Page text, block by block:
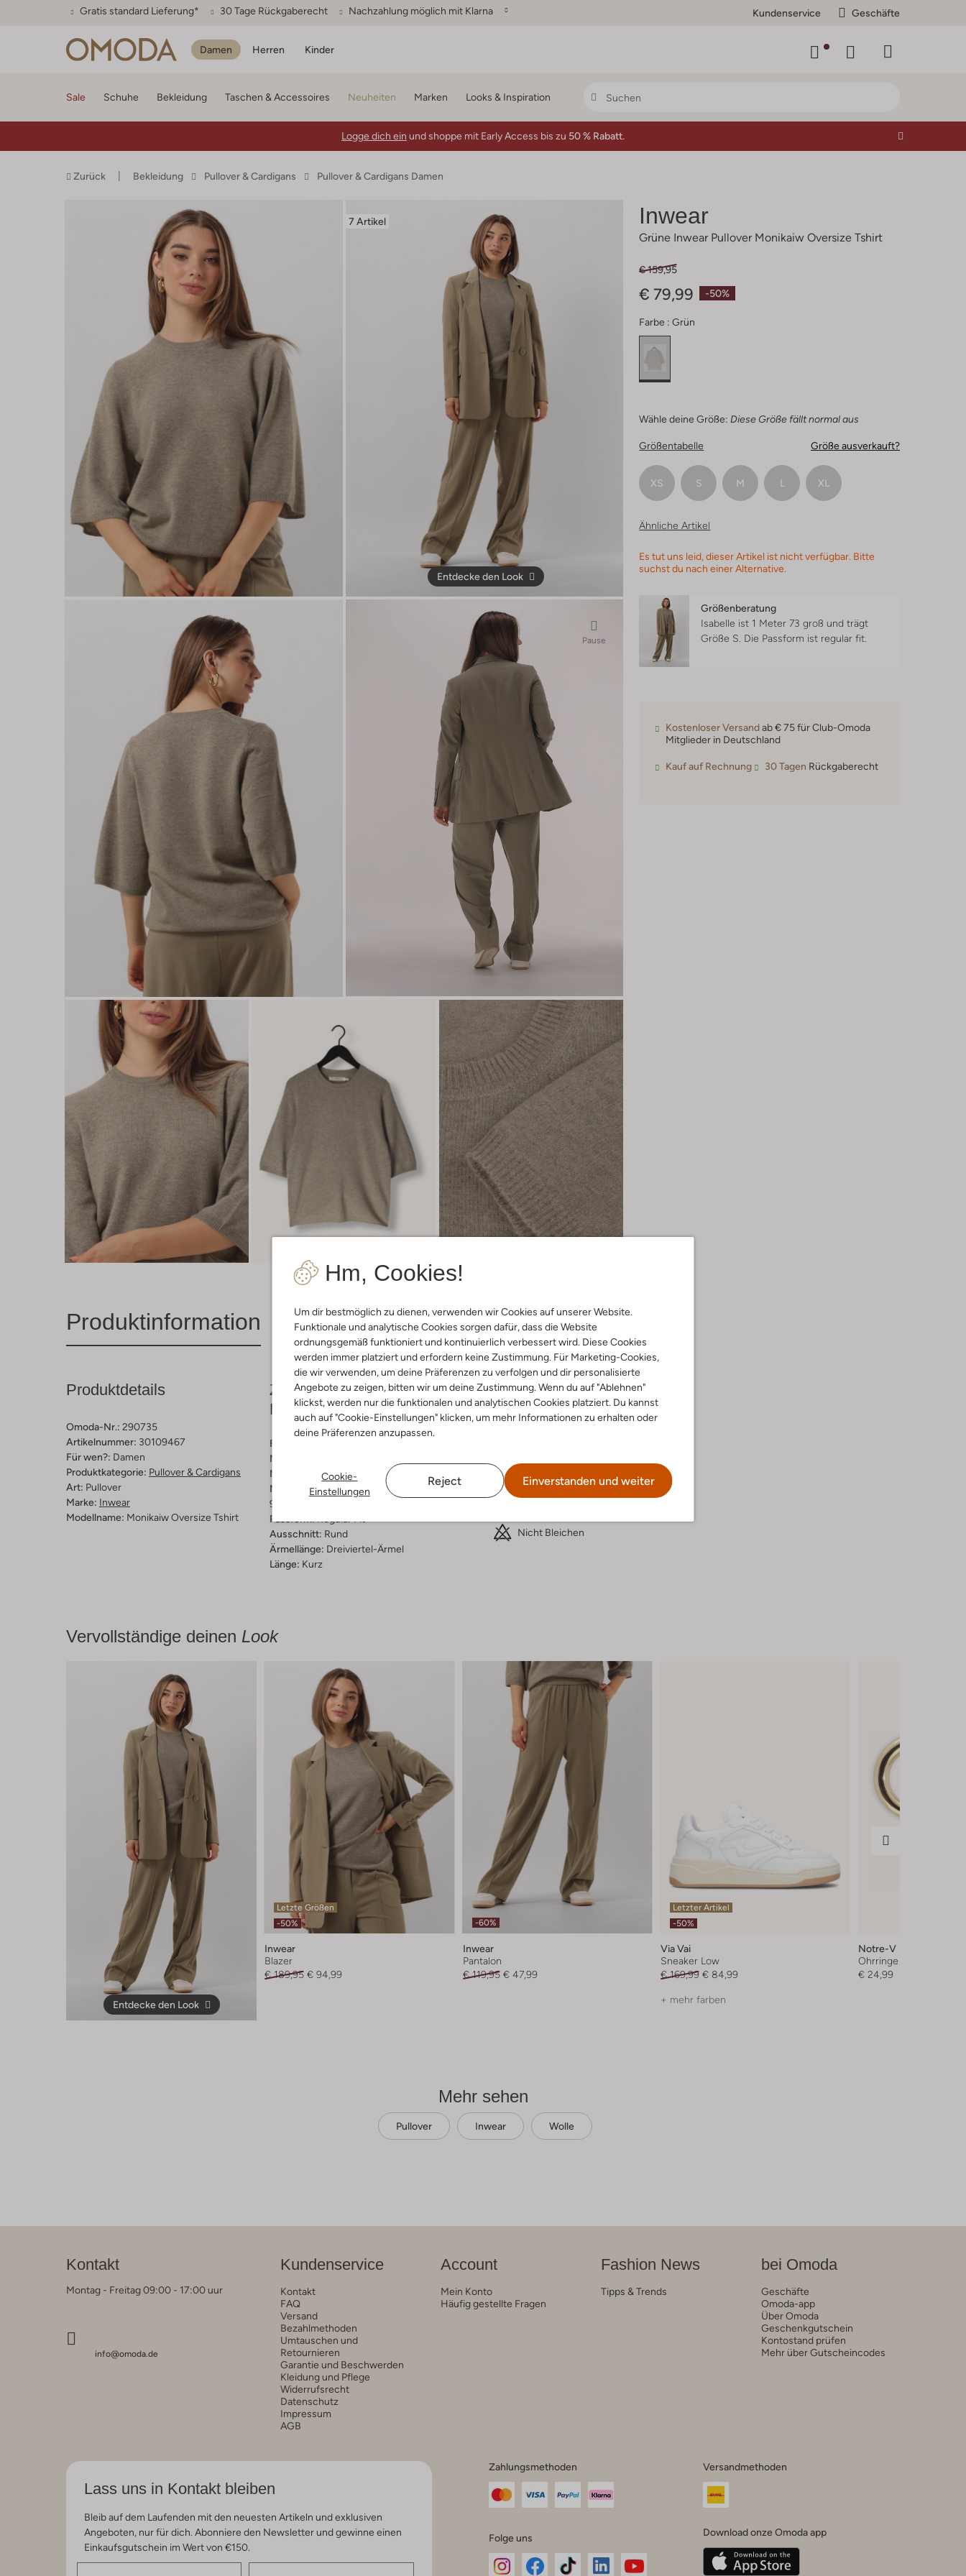
Gratis standard Lieferung* 30 Tage Rückgaberecht Nachzahlung möglich mit Klarna Kundenservice Geschäfte
Damen Herren Kinder
Hm, Cookies!
Um dir bestmöglich zu dienen, verwenden wir Cookies auf unserer Website.
Funktionale und analytische Cookies sorgen dafür, dass die Website
ordnungsgemäß funktioniert und kontinuierlich verbessert wird. Diese Cookies
werden immer platziert und erfordern keine Zustimmung. Für Marketing-Cookies,
die wir verwenden, um deine Präferenzen zu verfolgen und dir personalisierte
Angebote zu zeigen, bitten wir um deine Zustimmung. Wenn du auf "Ablehnen"
klickst, werden nur die funktionalen und analytischen Cookies platziert. Du kannst
auch auf "Cookie-Einstellungen" klicken, um mehr Informationen zu erhalten oder
deine Präferenzen anzupassen.
Cookie-
Einstellungen
Reject Einverstanden und weiter
Sale Schuhe Bekleidung Taschen & Accessoires Neuheiten Marken Looks & Inspiration
Logge dich ein und shoppe mit Early Access bis zu 50 % Rabatt.
Zurück Bekleidung Pullover & Cardigans Pullover & Cardigans Damen
7 Artikel
Entdecke den Look
Pause
Inwear
Grüne Inwear Pullover Monikaiw Oversize Tshirt
-50%
€ 159,95
€ 79,99
Farbe : Grün
Wähle deine Größe: Diese Größe fällt normal aus
Größentabelle Größe ausverkauft?
XS S M L XL
Ähnliche Artikel
Es tut uns leid, dieser Artikel ist nicht verfügbar. Bitte
suchst du nach einer Alternative.
Größenberatung
Isabelle ist 1 Meter 73 groß und trägt
Größe S. Die Passform ist regular fit
Kostenloser Versandab € 75 für Club-Omoda
Mitglieder in Deutschland
Kauf auf Rechnung 30 Tagen Rückgaberecht
Produktinformation Lieferung & Rückgabe
Produktdetails
Omoda-Nr.: 290735
Artikelnummer: 30109467
Für wen?: Damen
Produktkategorie: Pullover & Cardigans
Art: Pullover
Marke: Inwear
Modellname: Monikaiw Oversize Tshirt
Zusammensetzung &
Passform
Farbe :
Muster:
Material:
Wolle
Materiaalpercentages:
90% Wol, 10% Cashmere
Passform:
Ausschnitt: Rund
Ärmellänge: Dreiviertel-Ärmel
Länge: Kurz
Waschanleitung
Nicht Bleichen
Vervollständige deinen Look
Entdecke den Look
Letzte Größen
-50%
Inwear
Blazer
€ 189,95 € 94,99
-60%
Inwear
Pantalon
€ 119,95 € 47,99
Letzter Artikel
-50%
Via Vai
Sneaker Low
€ 169,99 € 84,99
+ mehr farben
Notre-V
Ohrringe
€ 24,99
Mehr sehen
Pullover Inwear Wolle
Kontakt
Montag - Freitag 09:00 - 17:00 uur
info@omoda.de
Kundenservice
Kontakt
FAQ
Versand
Bezahlmethoden
Umtauschen und
Retournieren
Garantie und Beschwerden
Kleidung und Pflege
Widerrufsrecht
Datenschutz
Impressum
AGB
Account
Mein Konto
Häufig gestellte Fragen
Fashion News
Tipps & Trends
bei Omoda
Geschäfte
Omoda-app
Über Omoda
Geschenkgutschein
Kontostand prüfen
Mehr über Gutscheincodes
Lass uns in Kontakt bleiben
Bleib auf dem Laufenden mit den neuesten Artikeln und exklusiven
Angeboten, nur für dich. Abonniere den Newsletter und gewinne einen
Einkaufsgutschein im Wert von €150.
Zahlungsmethoden
Folge uns
Versandmethoden
Download onze Omoda app